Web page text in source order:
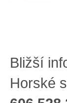
Bližší
Horské